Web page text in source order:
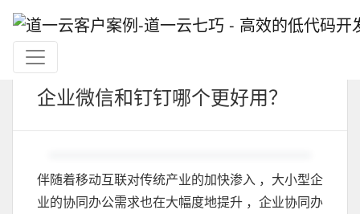
企业微信和钉钉哪个更好用？
伴随着移动互联对传统产业的加快渗入 ，大小型企
业的协同办公需求也在大幅度地提升 ，企业协同办